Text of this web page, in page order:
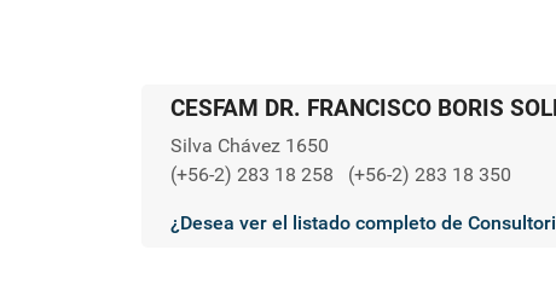
CESFAM DR. FRANCISCO BORIS
Silva Chávez 1650
(+56-2) 283 18 258
(+56-2) 283 18 350
¿Desea ver el listado completo de